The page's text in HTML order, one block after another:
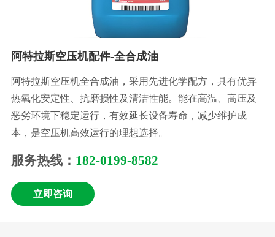
阿特拉斯空压机配件-全合成油
阿特拉斯空压机全合成油，采用先进化学配方，具有优异
热氧化安定性、抗磨损性及清洁性能。能在高温、高压及
恶劣环境下稳定运行，有效延长设备寿命，减少维护成
本，是空压机高效运行的理想选择。
服务热线： 182-0199-8582
立即咨询